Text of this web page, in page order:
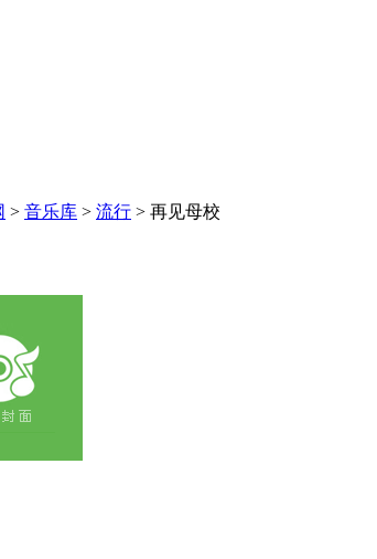
> 音乐库 > 流行 > 再见母校